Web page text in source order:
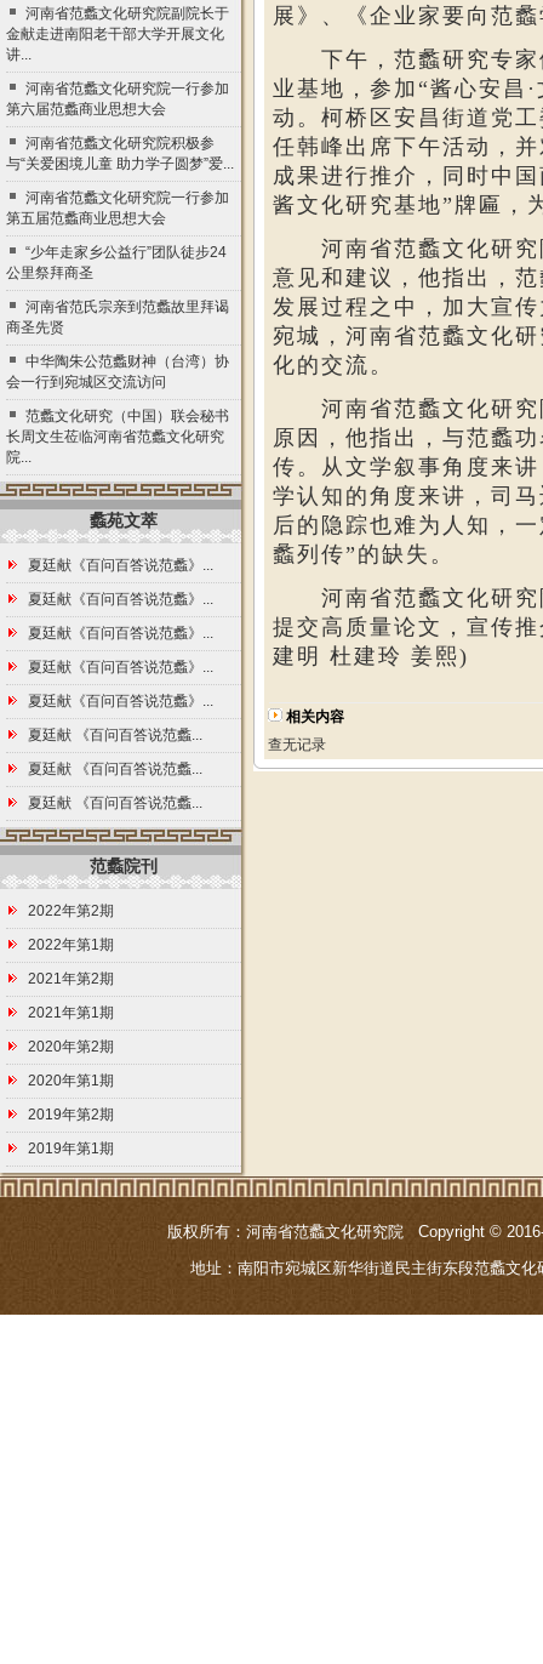
河南省范蠡文化研究院副院长于
金献走进南阳老干部大学开展文化
讲...
河南省范蠡文化研究院一行参加
第六届范蠡商业思想大会
河南省范蠡文化研究院积极参
与“关爱困境儿童 助力学子圆梦”爱...
河南省范蠡文化研究院一行参加
第五届范蠡商业思想大会
“少年走家乡公益行”团队徒步24
公里祭拜商圣
河南省范氏宗亲到范蠡故里拜谒
商圣先贤
中华陶朱公范蠡财神（台湾）协
会一行到宛城区交流访问
范蠡文化研究（中国）联会秘书
长周文生莅临河南省范蠡文化研究
院...
蠡苑文萃
夏廷献《百问百答说范蠡》...
夏廷献《百问百答说范蠡》...
夏廷献《百问百答说范蠡》...
夏廷献《百问百答说范蠡》...
夏廷献《百问百答说范蠡》...
夏廷献 《百问百答说范蠡...
夏廷献 《百问百答说范蠡...
夏廷献 《百问百答说范蠡...
范蠡院刊
2022年第2期
2022年第1期
2021年第2期
2021年第1期
2020年第2期
2020年第1期
2019年第2期
2019年第1期
展》、《企业家要向范
下午，范蠡研究专
业基地，参加 “酱心安昌
动。柯桥区安昌街道党
任韩峰出席下午活动，
成果进行推介，同时中
酱文化研究基地”牌匾，
河南省范蠡文化研
意见和建议，他指出，
发展过程之中，加大宣
宛城，河南省范蠡文化
化的交流。
河南省范蠡文化研
原因，他指出，与范蠡
传。从文学叙事角度来
学认知的角度来讲，司
后的隐踪也难为人知，
蠡列传”的缺失。
河南省范蠡文化研
提交高质量论文，宣传
建明 杜建玲 姜熙)
相关内容
查无记录
版权所有：河南省范蠡文化研究院 Copyright ©
地址：南阳市宛城区新华街道民主街东段范蠡文